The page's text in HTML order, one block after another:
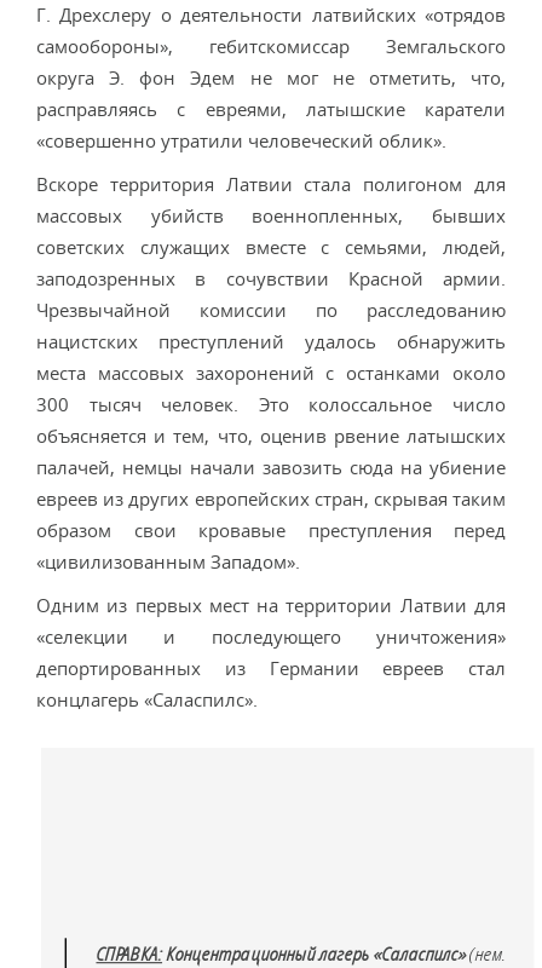
Г. Дрехслеру о деятельности латвийских «отрядов
самообороны», гебитскомиссар Земгальского
округа Э. фон Эдем не мог не отметить, что,
расправляясь с евреями, латышские каратели
«совершенно утратили человеческий облик».
Вскоре территория Латвии стала полигоном для
массовых убийств военнопленных, бывших
советских служащих вместе с семьями, людей,
заподозренных в сочувствии Красной армии.
Чрезвычайной комиссии по расследованию
нацистских преступлений удалось обнаружить
места массовых захоронений с останками около
300 тысяч человек. Это колоссальное число
объясняется и тем, что, оценив рвение латышских
палачей, немцы начали завозить сюда на убиение
евреев из других европейских стран, скрывая таким
образом свои кровавые преступления перед
«цивилизованным Западом».
Одним из первых мест на территории Латвии для
«селекции и последующего уничтожения»
депортированных из Германии евреев стал
концлагерь «Саласпилс».
СПРАВКА:Концентрационный лагерь «Саласпилс»(нем.